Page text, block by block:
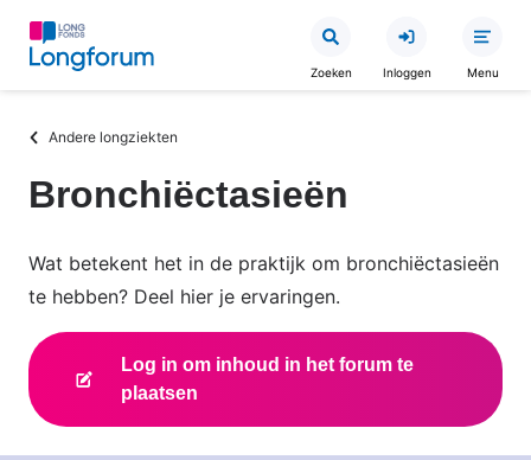
Overslaan
inhoud
gaan
Zoeken Inloggen Menu
Kruimelpad
Andere longziekten
Bronchiëctasieën
Wat betekent het in de praktijk om bronchiëctasieën
te hebben? Deel hier je ervaringen.
Log in om inhoud in het forum te
plaatsen